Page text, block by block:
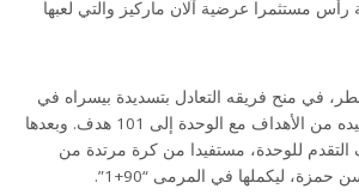
مستثمرا عرضية آلان ماركيز والتي لعبها
في منح فريقه التعادل بتسديدة بيسراه في
الدقيقة “83”، ليرفع رصيده من الأهداف مع الوحدة إلى 101 هدف. وبعدها
للوحدة، مستفيدا من كرة مرتدة من
ليكملها في المرمى “90+1”.